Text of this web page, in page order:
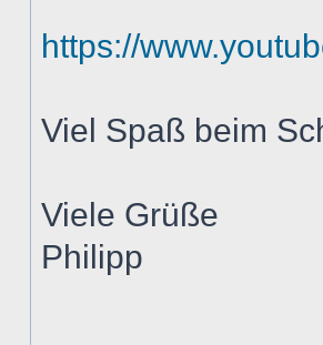
https://
Viel Spaß beim
Viele Grüße
Philipp